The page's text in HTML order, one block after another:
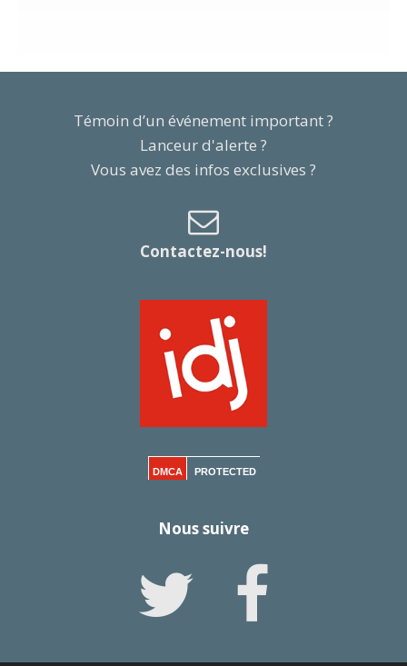
Témoin d’un événement important ?
Lanceur d'alerte ?
Vous avez des infos exclusives ?
Contactez-nous!
DMCA PROTECTED
Nous suivre